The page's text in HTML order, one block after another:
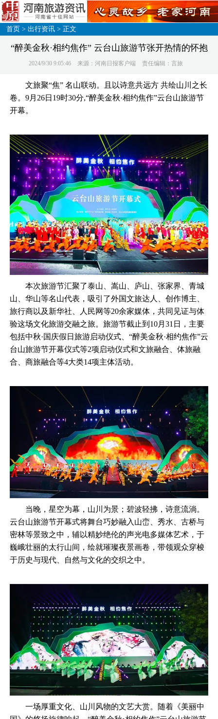
首页 >出行资讯 > 正文
“醉美金秋·相约焦作” 云台山旅游节张开热情的怀抱
2024/9/30 9:05:46 来源：河南日报客户端 责任编辑：言旅
文旅聚“焦” 名山联动。且以诗意共远方 共绘山川之长
卷。9月26日19时30分,“醉美金秋·相约焦作”云台山旅游节
开幕。
本次旅游节汇聚了泰山、嵩山、庐山、张家界、青城
山、华山等名山代表，吸引了外国文旅达人、创作博主、
旅行商以及新华社、人民网等20余家媒体，共同见证与体
验这场文化旅游交融之旅。旅游节截止到10月31日，主要
包括中秋·国庆假日旅游启动仪式、“醉美金秋·相约焦作”云
台山旅游节开幕仪式等2项启动仪式和文旅融合、体旅融
合、商旅融合等4大类14项主体活动。
当晚，星空为幕，山川为景；碧波轻拂，诗意流淌。
云台山旅游节开幕式将舞台巧妙融入山峦、秀水、古桥与
密林等景致之中，辅以精妙绝伦的声光电多媒体艺术，于
巍峨壮丽的太行山间，绘就璀璨夜景画卷，带领观众穿梭
于历史与现代、自然与文化的交织之中。
一场厚重文化、山川风物的文艺大赏。随着《美丽中